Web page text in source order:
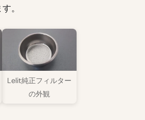
。
Lelit純正フィルター
の外観